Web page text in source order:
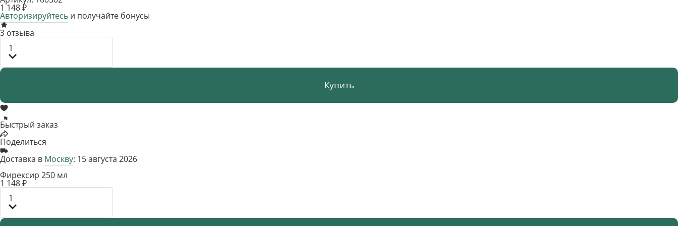
1 148 ₽
Авторизируйтесь и получайте бонусы
3 отзыва
1
Купить
Быстрый заказ
Поделиться
Доставка в Москву: 15 августа 2026
Фирексир 250 мл
1 148 ₽
1